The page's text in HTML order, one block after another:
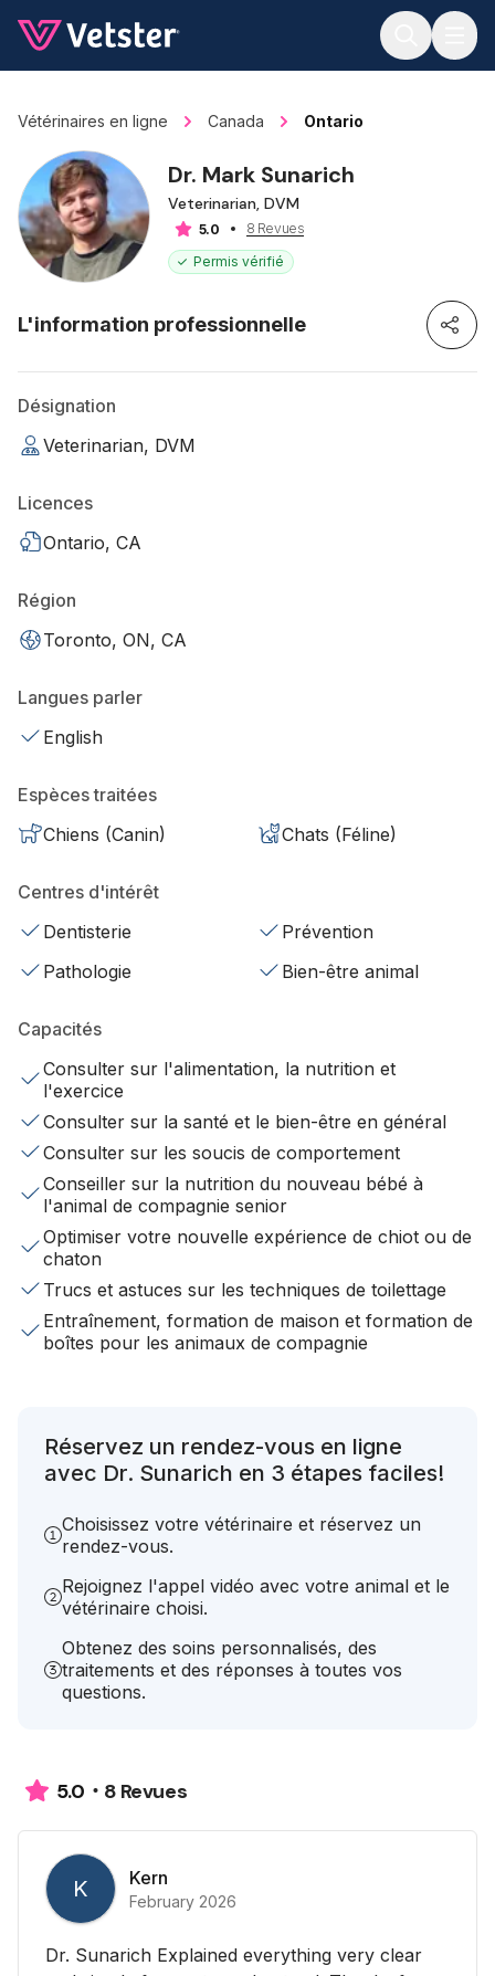
Vétérinaires en ligne Canada Ontario
Dr. Mark Sunarich
Veterinarian, DVM
5.0
8 Revues
Permis vérifié
L'information professionnelle
Désignation
Veterinarian, DVM
Licences
Ontario, CA
Région
Toronto, ON, CA
Langues parler
English
Espèces traitées
Chiens (Canin)
Chats (Féline)
Centres d'intérêt
Dentisterie
Prévention
Pathologie
Bien-être animal
Capacités
Consulter sur l'alimentation, la nutrition et
l'exercice
Consulter sur la santé et le bien-être en général
Consulter sur les soucis de comportement
Conseiller sur la nutrition du nouveau bébé à
l'animal de compagnie senior
Optimiser votre nouvelle expérience de chiot ou de
chaton
Trucs et astuces sur les techniques de toilettage
Entraînement, formation de maison et formation de
boîtes pour les animaux de compagnie
Réservez un rendez-vous en ligne
avec Dr. Sunarich en 3 étapes faciles!
Choisissez votre vétérinaire et réservez un
rendez-vous.
Rejoignez l'appel vidéo avec votre animal et le
vétérinaire choisi.
Obtenez des soins personnalisés, des
traitements et des réponses à toutes vos
questions.
5.0 8 Revues
K Kern
February 2026
Dr. Sunarich Explained everything very clear